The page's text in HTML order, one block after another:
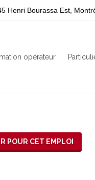
Henri Bourassa Est,
opérateur
POUR CET EMPLOI